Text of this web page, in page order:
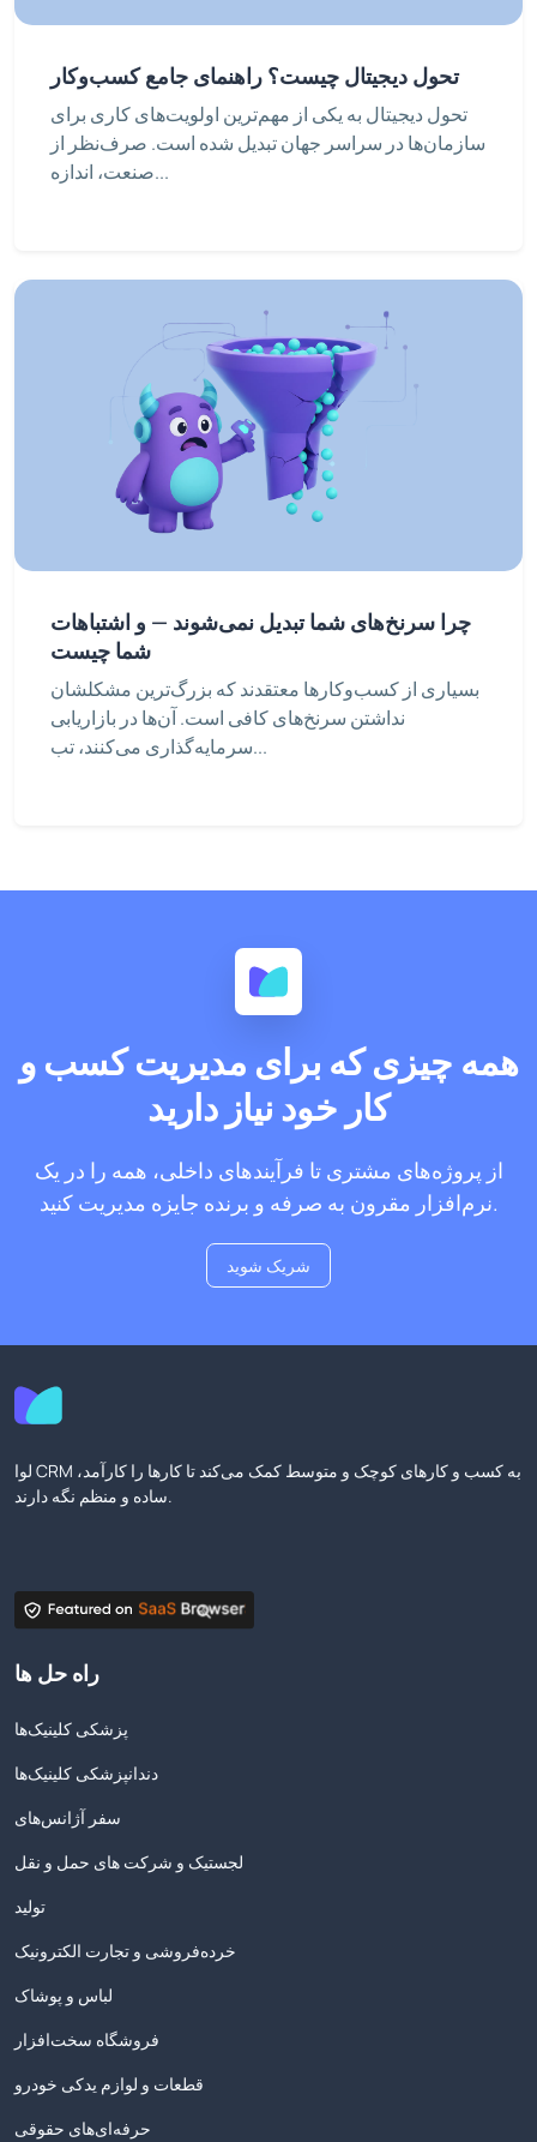
تحول دیجیتال چیست؟ راهنمای جامع کسب‌وکار
تحول دیجیتال به یکی از مهم‌ترین اولویت‌های کاری برای
سازمان‌ها در سراسر جهان تبدیل شده است. صرف‌نظر از
صنعت، اندازه...
چرا سرنخ‌های شما تبدیل نمی‌شوند — و اشتباهات
شما چیست
بسیاری از کسب‌وکارها معتقدند که بزرگ‌ترین مشکلشان
نداشتن سرنخ‌های کافی است. آن‌ها در بازاریابی
سرمایه‌گذاری می‌کنند، تب...
همه چیزی که برای مدیریت کسب و
کار خود نیاز دارید
از پروژه‌های مشتری تا فرآیندهای داخلی، همه را در یک
نرم‌افزار مقرون به صرفه و برنده جایزه مدیریت کنید.
شریک شوید
لوا CRM به کسب و کارهای کوچک و متوسط کمک می‌کند تا کارها را کارآمد،
ساده و منظم نگه دارند.
راه حل ها
پزشکی کلینیک‌ها
دندانپزشکی کلینیک‌ها
سفر آژانس‌های
لجستیک و شرکت های حمل و نقل
تولید
خرده‌فروشی و تجارت الکترونیک
لباس و پوشاک
فروشگاه سخت‌افزار
قطعات و لوازم یدکی خودرو
حرفه‌ای‌های حقوقی